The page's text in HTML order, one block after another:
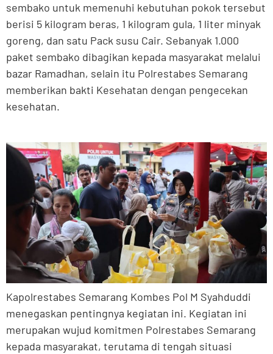
sembako untuk memenuhi kebutuhan pokok tersebut
berisi 5 kilogram beras, 1 kilogram gula, 1 liter minyak
goreng, dan satu Pack susu Cair. Sebanyak 1.000
paket sembako dibagikan kepada masyarakat melalui
bazar Ramadhan, selain itu Polrestabes Semarang
memberikan bakti Kesehatan dengan pengecekan
kesehatan.
Kapolrestabes Semarang Kombes Pol M Syahduddi
menegaskan pentingnya kegiatan ini. Kegiatan ini
merupakan wujud komitmen Polrestabes Semarang
kepada masyarakat, terutama di tengah situasi